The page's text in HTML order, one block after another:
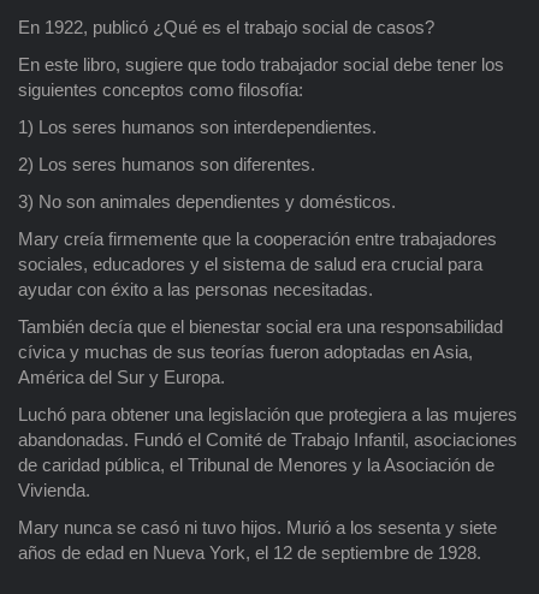
En 1922, publicó ¿Qué es el trabajo social de casos?
En este libro, sugiere que todo trabajador social debe tener los
siguientes conceptos como filosofía:
1) Los seres humanos son interdependientes.
2) Los seres humanos son diferentes.
3) No son animales dependientes y domésticos.
Mary creía firmemente que la cooperación entre trabajadores
sociales, educadores y el sistema de salud era crucial para
ayudar con éxito a las personas necesitadas.
También decía que el bienestar social era una responsabilidad
cívica y muchas de sus teorías fueron adoptadas en Asia,
América del Sur y Europa.
Luchó para obtener una legislación que protegiera a las mujeres
abandonadas. Fundó el Comité de Trabajo Infantil, asociaciones
de caridad pública, el Tribunal de Menores y la Asociación de
Vivienda.
Mary nunca se casó ni tuvo hijos. Murió a los sesenta y siete
años de edad en Nueva York, el 12 de septiembre de 1928.